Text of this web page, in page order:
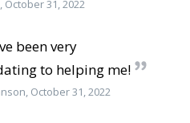
October 31, 2022
been very
to helping me!
October 31, 2022